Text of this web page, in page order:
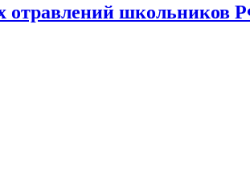
отравлений школьников